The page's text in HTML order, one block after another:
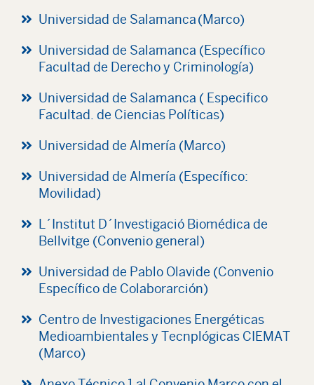
Universidad de Salamanca (Marco)
Universidad de Salamanca (Específico
Facultad de Derecho y Criminología)
Universidad de Salamanca ( Especifico
Facultad. de Ciencias Políticas)
Universidad de Almería (Marco)
Universidad de Almería (Específico:
Movilidad)
L´Institut D´Investigació Biomédica de
Bellvitge (Convenio general)
Universidad de Pablo Olavide (Convenio
Específico de Colaborarción)
Centro de Investigaciones Energéticas
Medioambientales y Tecnplógicas CIEMAT
(Marco)